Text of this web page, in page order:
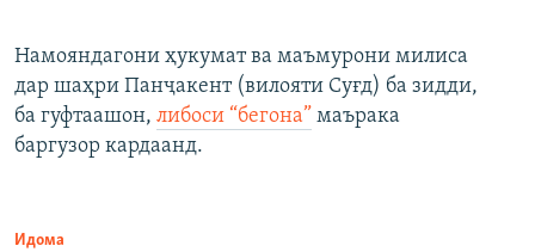
Намояндагони ҳукумат ва маъмурони милиса
дар шаҳри Панҷакент (вилояти Суғд) ба зидди,
ба гуфтаашон, либоси “бегона” маърака
баргузор кардаанд.
Идома